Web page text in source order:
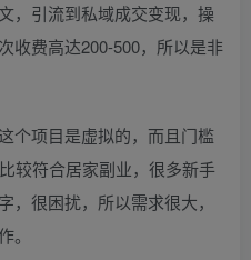
，引流到私域成交变现，操
收费高达200-500，所以是非
个项目是虚拟的，而且门槛
较符合居家副业，很多新手
，很困扰，所以需求很大，
。